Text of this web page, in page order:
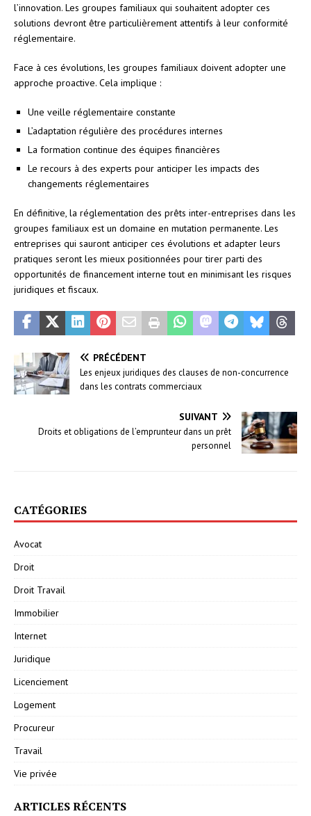
l’innovation. Les groupes familiaux qui souhaitent adopter ces
solutions devront être particulièrement attentifs à leur conformité
réglementaire.
Face à ces évolutions, les groupes familiaux doivent adopter une
approche proactive. Cela implique :
Une veille réglementaire constante
L’adaptation régulière des procédures internes
La formation continue des équipes financières
Le recours à des experts pour anticiper les impacts des
changements réglementaires
En définitive, la réglementation des prêts inter-entreprises dans les
groupes familiaux est un domaine en mutation permanente. Les
entreprises qui sauront anticiper ces évolutions et adapter leurs
pratiques seront les mieux positionnées pour tirer parti des
opportunités de financement interne tout en minimisant les risques
juridiques et fiscaux.
PRÉCÉDENT
Les enjeux juridiques des clauses de non-concurrence
dans les contrats commerciaux
SUIVANT
Droits et obligations de l’emprunteur dans un prêt
personnel
CATÉGORIES
Avocat
Droit
Droit Travail
Immobilier
Internet
Juridique
Licenciement
Logement
Procureur
Travail
Vie privée
ARTICLES RÉCENTS